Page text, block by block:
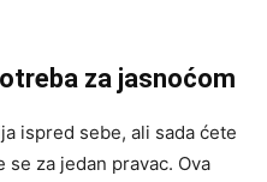
za jasnoćom
ispred sebe, ali sada ćete
za jedan pravac. Ova